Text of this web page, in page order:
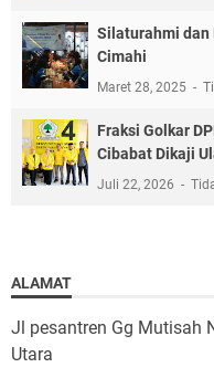
Silaturahmi dan
Cimahi
Maret 28, 2025
Fraksi Golkar
Cibabat Dikaji
Juli 22, 2026
ALAMAT
Jl pesantren Gg Mutisah
Utara